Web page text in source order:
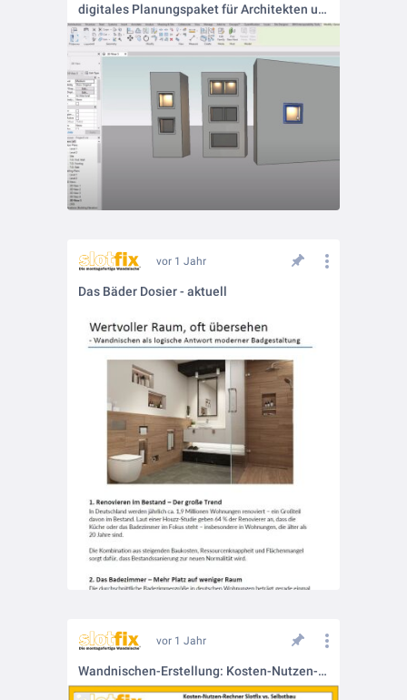
digitales Planungspaket für Architekten und Planer
vor 1 Jahr
Das Bäder Dosier - aktuell
vor 1 Jahr
Wandnischen-Erstellung: Kosten-Nutzen-Kalkulation